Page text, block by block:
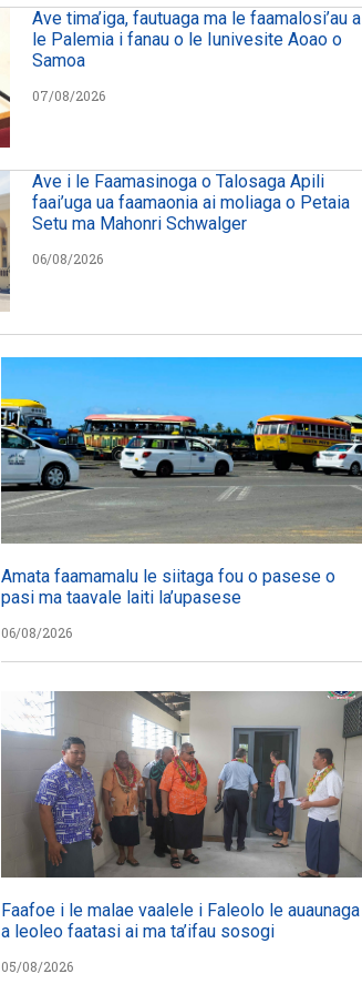
Ave tima’iga, fautuaga ma le faamalosi’au a
le Palemia i fanau o le Iunivesite Aoao o
Samoa
07/08/2026
Ave i le Faamasinoga o Talosaga Apili
faai’uga ua faamaonia ai moliaga o Petaia
Setu ma Mahonri Schwalger
06/08/2026
Amata faamamalu le siitaga fou o pasese o
pasi ma taavale laiti la’upasese
06/08/2026
Faafoe i le malae vaalele i Faleolo le auaunaga
a leoleo faatasi ai ma ta’ifau sosogi
05/08/2026